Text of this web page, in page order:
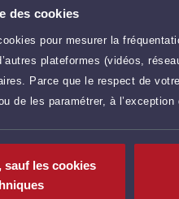
des cookies
pour mesurer la
plateformes (vidéos,
Parce que le respect de
de les paramétrer, à
sauf les cookies
Me THIER permet d'assurer
qualité devant les tribunaux.
bénéficiez d'une
d'avocat en matière